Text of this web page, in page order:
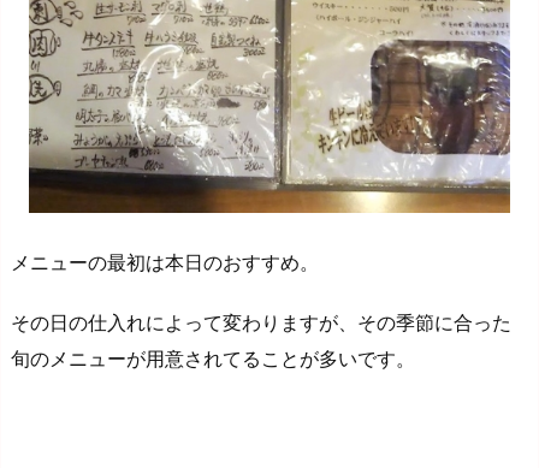
メニューの最初は本日のおすすめ。
その日の仕入れによって変わりますが、その季節に合った
旬のメニューが用意されてることが多いです。